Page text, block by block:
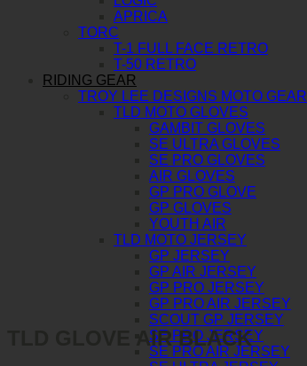
APRICA
TORC
T-1 FULL FACE RETRO
T-50 RETRO
RIDING GEAR
TROY LEE DESIGNS MOTO GEAR
TLD MOTO GLOVES
GAMBIT GLOVES
SE ULTRA GLOVES
SE PRO GLOVES
AIR GLOVES
GP PRO GLOVE
GP GLOVES
YOUTH AIR
TLD MOTO JERSEY
GP JERSEY
GP AIR JERSEY
GP PRO JERSEY
GP PRO AIR JERSEY
SCOUT GP JERSEY
SE PRO JERSEY
SE PRO AIR JERSEY
TLD GLOVE AIR BLACK